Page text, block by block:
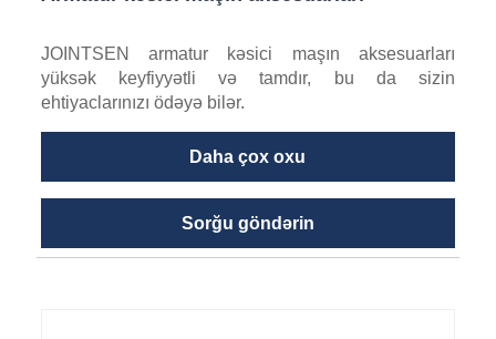
JOINTSEN armatur kəsici maşın aksesuarları
yüksək keyfiyyətli və tamdır, bu da sizin
ehtiyaclarınızı ödəyə bilər.
Daha çox oxu
Sorğu göndərin